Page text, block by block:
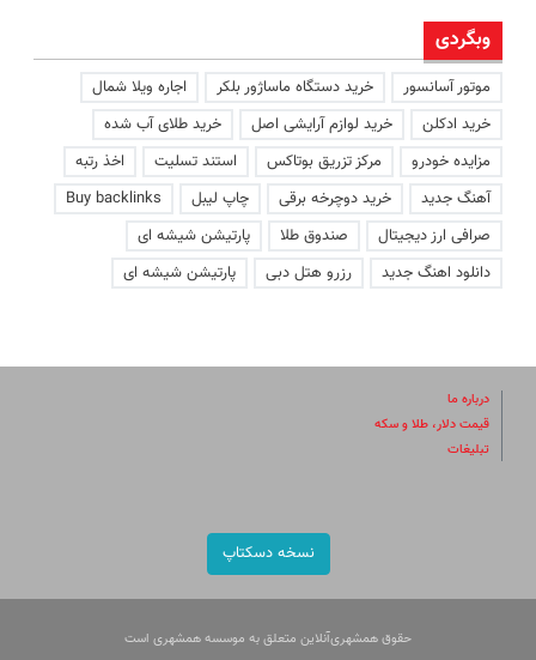
وبگردی
موتور آسانسور خرید دستگاه ماساژور بلکر
اجاره ویلا شمال
خرید ادکلن
خرید لوازم آرایشی اصل
خرید طلای آب شده
مزایده خودرو
مرکز تزریق بوتاکس استند تسلیت
اخذ رتبه
آهنگ جدید
خرید دوچرخه برقی چاپ لیبل
Buy backlinks
صرافی ارز دیجیتال
صندوق طلا
پارتیشن شیشه ای
دانلود اهنگ جدید
رزرو هتل دبی پارتیشن شیشه ای
درباره ما
قیمت دلار، طلا و سکه
تبلیغات
نسخه دسکتاپ
حقوق همشهری‌آنلاین متعلق به موسسه همشهری است